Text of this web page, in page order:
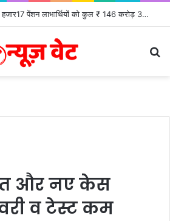
मुख्यमंत्री ने 9 लाख 87 हजार17 पेंशन लाभार्थियों को कुल ₹ 146 करोड़ 32 लाख की पेंशन राशि का किया भुगतान
और नए केस
व टेस्ट कम